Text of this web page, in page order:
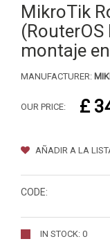
MikroTik
(RouterOS
montaje
MANUFACTURER:
OUR PRICE: £
AÑADIR A LA
CODE:
IN STOCK: 0